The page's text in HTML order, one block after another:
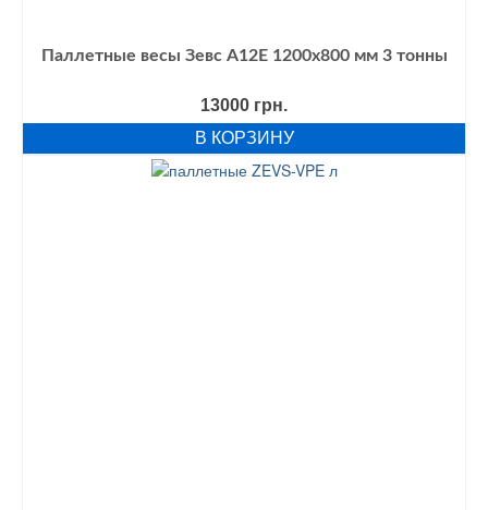
Паллетные весы Зевс А12E 1200х800 мм 3 тонны
13000 грн.
В КОРЗИНУ